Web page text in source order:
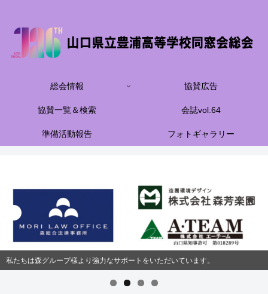
総会情報 協賛広告
協賛一覧＆検索 会誌vol.64
準備活動報告 フォトギャラリー
私たちは森グループ様より強力なサポートをいただいています。